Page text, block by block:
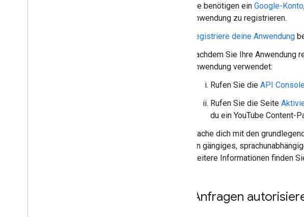
Sie benötigen ein Google-Konto
Anwendung zu registrieren.
Registriere deine Anwendung
Nachdem Sie Ihre Anwendung
Anwendung verwendet:
Rufen Sie die API
Rufen Sie die Seite
du ein YouTube Content-
Mache dich mit den
ein gängiges,
Weitere Informationen finden
API-Anfragen